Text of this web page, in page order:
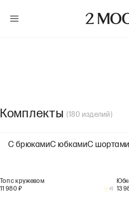
Комплекты (180 изделий )
С брюкамиС юбкамиС шортами
Топ с кружевом
11 980 ₽ +1
13